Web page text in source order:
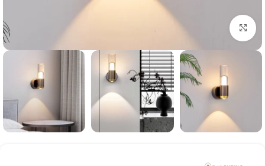
بزرگنمایی تصویر